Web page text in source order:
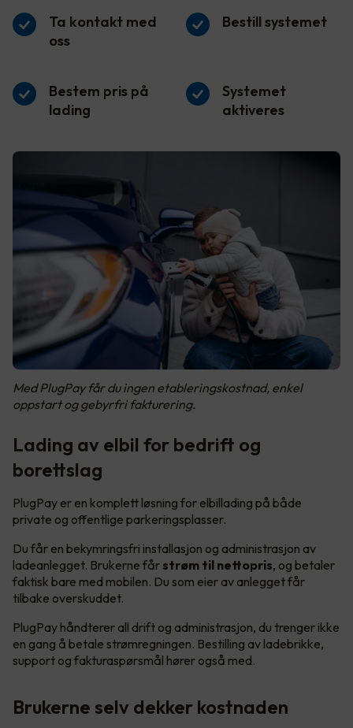
Ta kontakt med
oss
Bestill systemet
Bestem pris på
lading
Systemet
aktiveres
Med PlugPay får du ingen etableringskostnad, enkel
oppstart og gebyrfri fakturering.
Lading av elbil for bedrift og
borettslag
PlugPay er en komplett løsning for elbillading på både
private og offentlige parkeringsplasser.
Du får en bekymringsfri installasjon og administrasjon av
ladeanlegget. Brukerne får strøm til nettopris, og betaler
faktisk bare med mobilen. Du som eier av anlegget får
tilbake overskuddet.
PlugPay håndterer all drift og administrasjon, du trenger ikke
en gang å betale strømregningen. Bestilling av ladebrikke,
support og fakturaspørsmål hører også med.
Brukerne selv dekker kostnaden